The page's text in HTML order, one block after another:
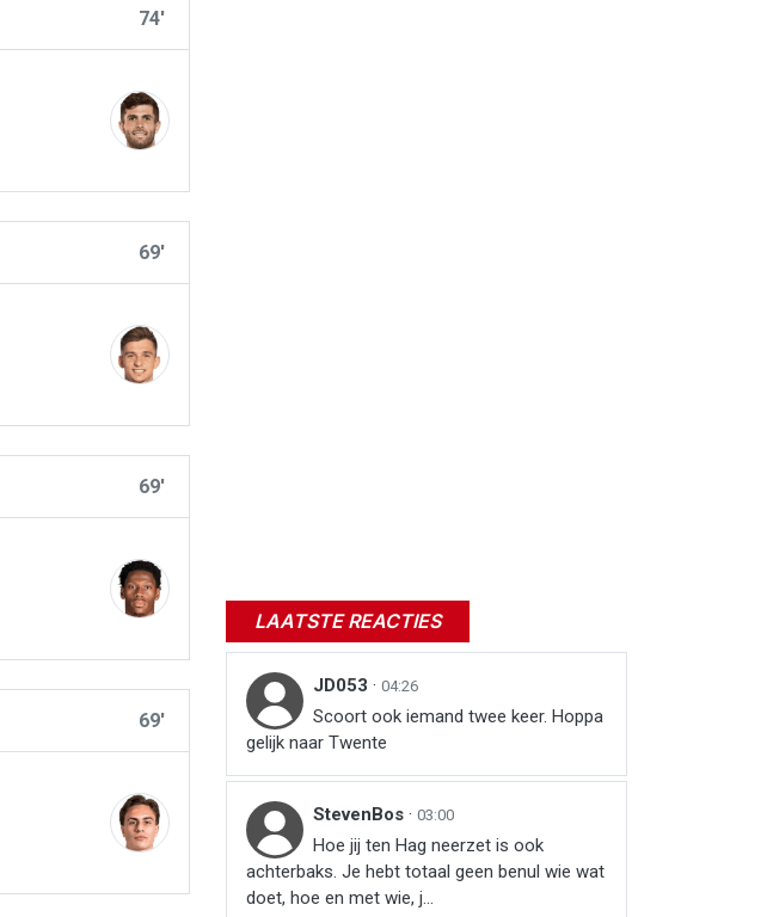
74'
69'
69'
69'
LAATSTE REACTIES
JD053 · 04:26
Scoort ook iemand twee keer. Hoppa
gelijk naar Twente
StevenBos · 03:00
Hoe jij ten Hag neerzet is ook
achterbaks. Je hebt totaal geen benul wie wat
doet, hoe en met wie, j...